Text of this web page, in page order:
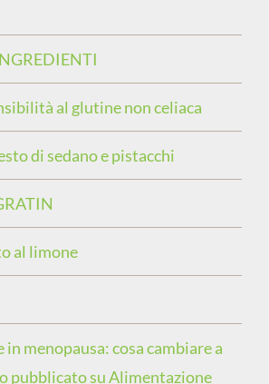
al glutine non celiaca
di sedano e pistacchi
al limone
menopausa: cosa cambiare a
pubblicato su Alimentazione